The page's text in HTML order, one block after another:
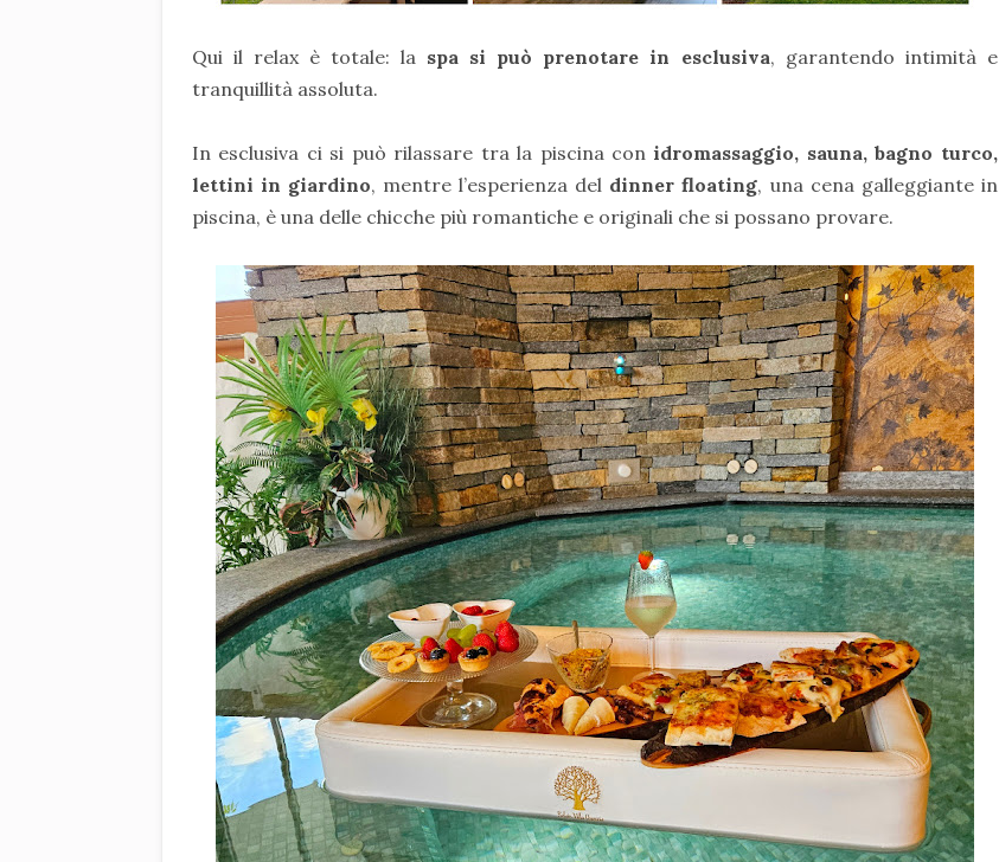
Qui il relax è totale: la spa si può prenotare in esclusiva, garantendo intimità e
tranquillità assoluta.
In esclusiva ci si può rilassare tra la piscina con idromassaggio, sauna, bagno turco,
lettini in giardino, mentre l’esperienza del dinner floating, una cena galleggiante in
piscina, è una delle chicche più romantiche e originali che si possano provare.